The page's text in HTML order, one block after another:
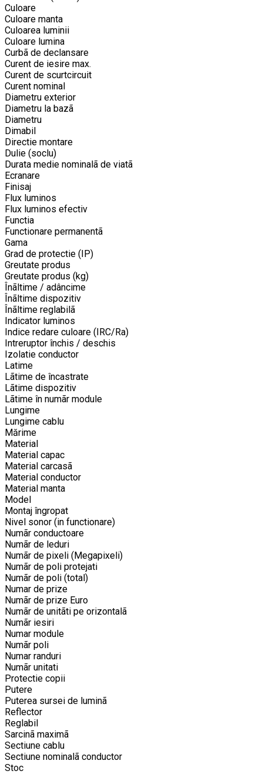
Culoare
Culoare manta
Culoarea luminii
Culoare lumina
Curbã de declansare
Curent de iesire max.
Curent de scurtcircuit
Curent nominal
Diametru exterior
Diametru la bazã
Diametru
Dimabil
Directie montare
Dulie (soclu)
Durata medie nominalã de viatã
Ecranare
Finisaj
Flux luminos
Flux luminos efectiv
Functia
Functionare permanentã
Gama
Grad de protectie (IP)
Greutate produs
Greutate produs (kg)
Înãltime / adâncime
Înãltime dispozitiv
Înãltime reglabilã
Indicator luminos
Indice redare culoare (IRC/Ra)
Intreruptor închis / deschis
Izolatie conductor
Latime
Lãtime de încastrate
Lãtime dispozitiv
Lãtime în numãr module
Lungime
Lungime cablu
Mărime
Material
Material capac
Material carcasã
Material conductor
Material manta
Model
Montaj îngropat
Nivel sonor (in functionare)
Numãr conductoare
Numãr de leduri
Numãr de pixeli (Megapixeli)
Numãr de poli protejati
Numãr de poli (total)
Numar de prize
Numãr de prize Euro
Numãr de unitãti pe orizontalã
Numãr iesiri
Numar module
Numãr poli
Numar randuri
Numãr unitati
Protectie copii
Putere
Puterea sursei de luminã
Reflector
Reglabil
Sarcinã maximã
Sectiune cablu
Sectiune nominalã conductor
Stoc